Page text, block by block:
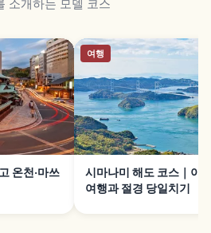
소개하는 모델 코스
온천·마쓰
여행
시마나미 해도 코스｜이
여행과 절경 당일치기